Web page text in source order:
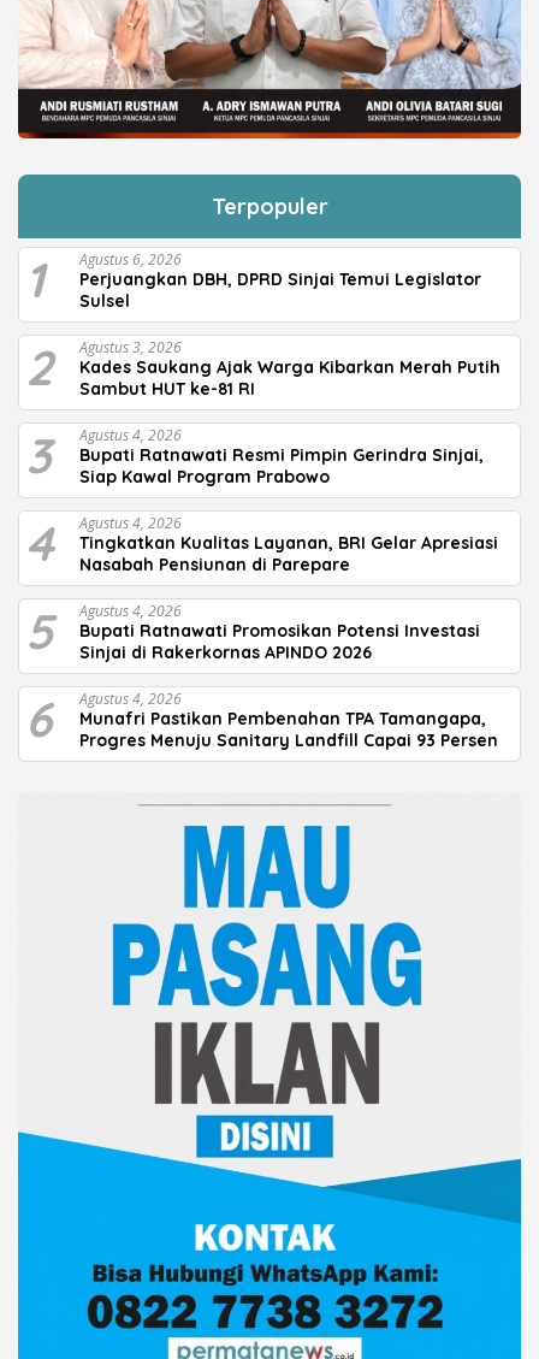
Terpopuler
1 Agustus 6, 2026
Perjuangkan DBH, DPRD Sinjai Temui Legislator
Sulsel
2 Agustus 3, 2026
Kades Saukang Ajak Warga Kibarkan Merah Putih
Sambut HUT ke-81 RI
3 Agustus 4, 2026
Bupati Ratnawati Resmi Pimpin Gerindra Sinjai,
Siap Kawal Program Prabowo
4 Agustus 4, 2026
Tingkatkan Kualitas Layanan, BRI Gelar Apresiasi
Nasabah Pensiunan di Parepare
5 Agustus 4, 2026
Bupati Ratnawati Promosikan Potensi Investasi
Sinjai di Rakerkornas APINDO 2026
6 Agustus 4, 2026
Munafri Pastikan Pembenahan TPA Tamangapa,
Progres Menuju Sanitary Landfill Capai 93 Persen